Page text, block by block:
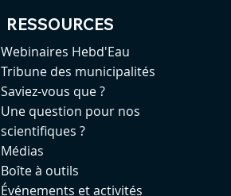
RESSOURCES
Webinaires Hebd'Eau
Tribune des municipalités
Saviez-vous que ?
Une question pour nos
scientifiques ?
Médias
Boîte à outils
Événements et activités